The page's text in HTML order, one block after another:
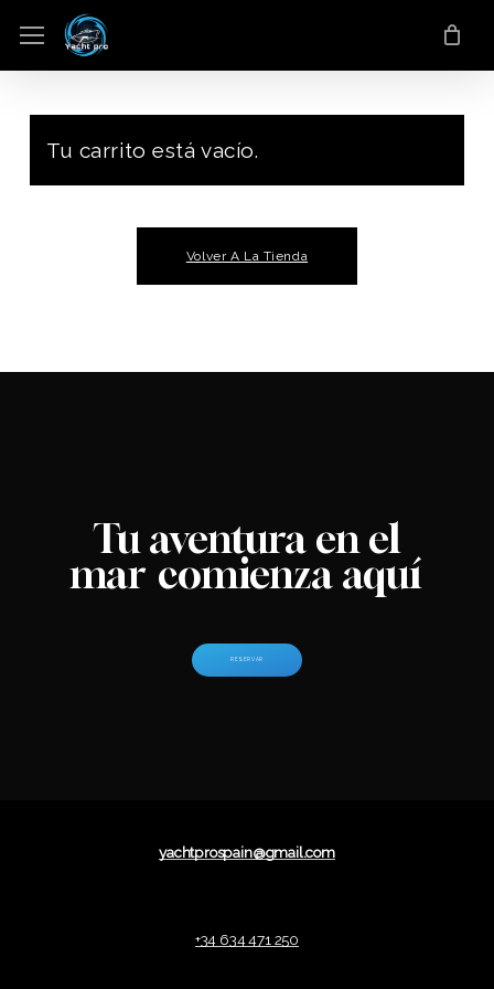
contenido
Menú
Tu carrito está vacío.
Volver A La Tienda
Tu aventura en el
mar comienza aquí
R E S ERV AR
yachtprospain@gmail.com
+34 634 471 250